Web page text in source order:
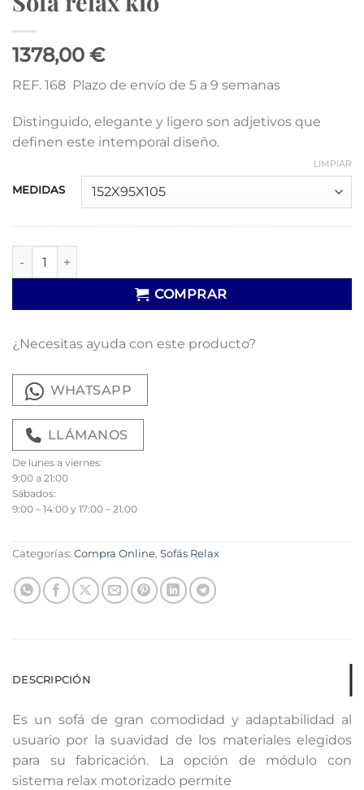
1378,00 €
REF. 168 Plazo de envío de 5 a 9 semanas
Distinguido, elegante y ligero son adjetivos que
definen este intemporal diseño.
MEDIDAS
LIMPIAR
Sofá relax kio cantidad
COMPRAR
¿Necesitas ayuda con este producto?
WHATSAPP
LLÁMANOS
De lunes a viernes:
9:00 a 21:00
Sábados:
9:00 – 14:00 y 17:00 – 21:00
Categorías: Compra Online, Sofás Relax
DESCRIPCIÓN
Es un sofá de gran comodidad y adaptabilidad al
usuario por la suavidad de los materiales elegidos
para su fabricación. La opción de módulo con
sistema relax motorizado permite